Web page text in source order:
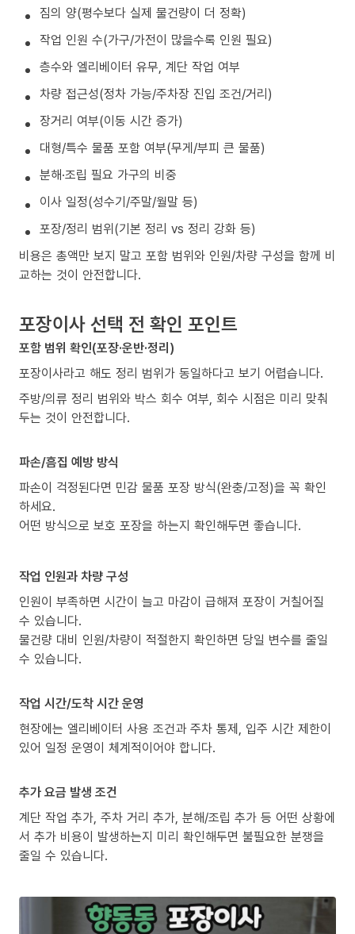
짐의 양(평수보다 실제 물건량이 더 정확)
작업 인원 수(가구/가전이 많을수록 인원 필요)
층수와 엘리베이터 유무, 계단 작업 여부
차량 접근성(정차 가능/주차장 진입 조건/거리)
장거리 여부(이동 시간 증가)
대형/특수 물품 포함 여부(무게/부피 큰 물품)
분해·조립 필요 가구의 비중
이사 일정(성수기/주말/월말 등)
포장/정리 범위(기본 정리 vs 정리 강화 등)
비용은 총액만 보지 말고 포함 범위와 인원/차량 구성을 함께 비
교하는 것이 안전합니다.
포장이사 선택 전 확인 포인트
포함 범위 확인(포장·운반·정리)
포장이사라고 해도 정리 범위가 동일하다고 보기 어렵습니다.
주방/의류 정리 범위와 박스 회수 여부, 회수 시점은 미리 맞춰
두는 것이 안전합니다.
파손/흠집 예방 방식
파손이 걱정된다면 민감 물품 포장 방식(완충/고정)을 꼭 확인
하세요.
어떤 방식으로 보호 포장을 하는지 확인해두면 좋습니다.
작업 인원과 차량 구성
인원이 부족하면 시간이 늘고 마감이 급해져 포장이 거칠어질
수 있습니다.
물건량 대비 인원/차량이 적절한지 확인하면 당일 변수를 줄일
수 있습니다.
작업 시간/도착 시간 운영
현장에는 엘리베이터 사용 조건과 주차 통제, 입주 시간 제한이
있어 일정 운영이 체계적이어야 합니다.
추가 요금 발생 조건
계단 작업 추가, 주차 거리 추가, 분해/조립 추가 등 어떤 상황에
서 추가 비용이 발생하는지 미리 확인해두면 불필요한 분쟁을
줄일 수 있습니다.